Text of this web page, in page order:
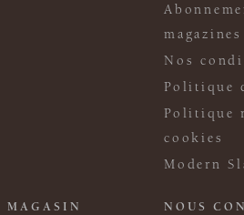
magazines
Nos
Politique
Politique
cookies
Modern
MAGASIN NOUS